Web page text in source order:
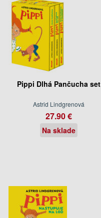
Pippi Dlhá Pančucha set
Astrid Lindgrenová
27.90 €
Na sklade